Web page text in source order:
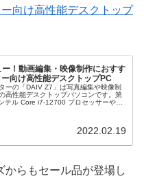
向け高性能デスクトップ
ー！動画編集・映像制作におすす
向け高性能デスクトップPC
ーの「DAIV Z7」は写真編集や映像制
高性能デスクトップパソコンです。第
テル Core i7-12700 プロセッサーや
2022.02.19
からもセール品が登場し